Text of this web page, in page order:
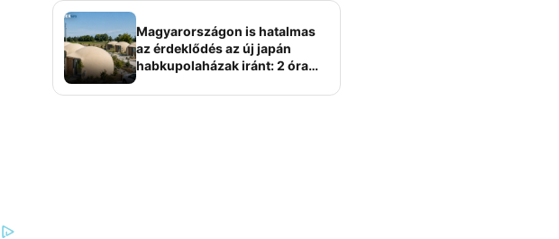
Magyarországon is hatalmas
az érdeklődés az új japán
habkupolaházak iránt: 2 óra
elképesztő áron hirdetik őket